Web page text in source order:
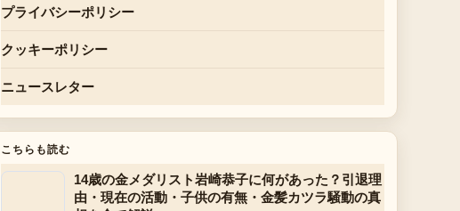
プライバシーポリシー
クッキーポリシー
ニュースレター
こちらも読む
14歳の金メダリスト岩崎恭子に何があった？引退理
由・現在の活動・子供の有無・金髪カツラ騒動の真